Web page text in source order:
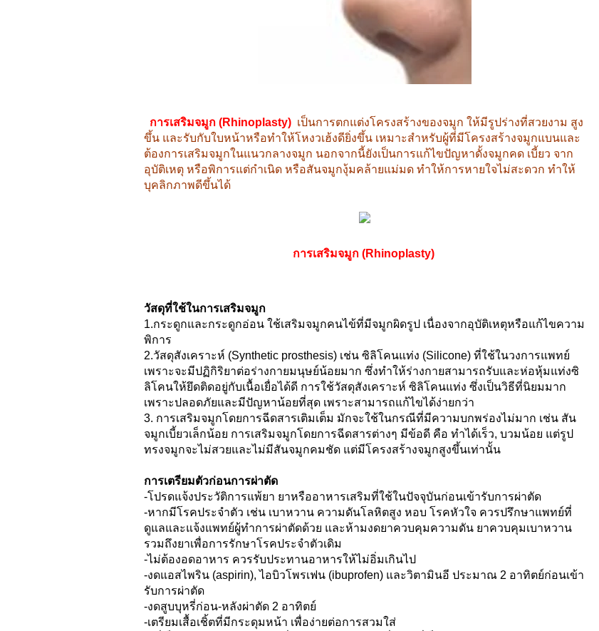
การเสริมจมูก (Rhinoplasty) เป็นการตกแต่งโครงสร้างของจมูก ให้มีรูปร่างที่สวยงาม สูง
ขึ้น และรับกับใบหน้าหรือทำให้โหงวเฮ้งดียิ่งขึ้น เหมาะสำหรับผู้ที่มีโครงสร้างจมูกแบนและ
ต้องการเสริมจมูกในแนวกลางจมูก นอกจากนี้ยังเป็นการแก้ไขปัญหาดั้งจมูกคด เบี้ยว จาก
อุบัติเหตุ หรือพิการแต่กำเนิด หรือสันจมูกงุ้มคล้ายแม่มด ทำให้การหายใจไม่สะดวก ทำให้
บุคลิกภาพดีขึ้นได้
การเสริมจมูก (Rhinoplasty)
วัสดุที่ใช้ในการเสริมจมูก
1.กระดูกและกระดูกอ่อน ใช้เสริมจมูกคนไข้ที่มีจมูกผิดรูป เนื่องจากอุบัติเหตุหรือแก้ไขความ
พิการ
2.วัสดุสังเคราะห์ (Synthetic prosthesis) เช่น ซิลิโคนแท่ง (Silicone) ที่ใช้ในวงการแพทย์
เพราะจะมีปฏิกิริยาต่อร่างกายมนุษย์น้อยมาก ซึ่งทำให้ร่างกายสามารถรับและห่อหุ้มแท่งซิ
ลิโคนให้ยึดติดอยู่กับเนื้อเยื่อได้ดี การใช้วัสดุสังเคราะห์ ซิลิโคนแท่ง ซึ่งเป็นวิธีที่นิยมมาก
เพราะปลอดภัยและมีปัญหาน้อยที่สุด เพราะสามารถแก้ไขได้ง่ายกว่า
3. การเสริมจมูกโดยการฉีดสารเติมเต็ม มักจะใช้ในกรณีที่มีความบกพร่องไม่มาก เช่น สัน
จมูกเบี้ยวเล็กน้อย การเสริมจมูกโดยการฉีดสารต่างๆ มีข้อดี คือ ทำได้เร็ว, บวมน้อย แต่รูป
ทรงจมูกจะไม่สวยและไม่มีสันจมูกคมชัด แต่มีโครงสร้างจมูกสูงขึ้นเท่านั้น
การเตรียมตัวก่อนการผ่าตัด
-โปรดแจ้งประวัติการแพ้ยา ยาหรืออาหารเสริมที่ใช้ในปัจจุบันก่อนเข้ารับการผ่าตัด
-หากมีโรคประจำตัว เช่น เบาหวาน ความดันโลหิตสูง หอบ โรคหัวใจ ควรปรึกษาแพทย์ที่
ดูแลและแจ้งแพทย์ผู้ทำการผ่าตัดด้วย และห้ามงดยาควบคุมความดัน ยาควบคุมเบาหวาน
รวมถึงยาเพื่อการรักษาโรคประจำตัวเดิม
-ไม่ต้องอดอาหาร ควรรับประทานอาหารให้ไม่อิ่มเกินไป
-งดแอสไพริน (aspirin), ไอบิวโพรเฟน (ibuprofen) และวิตามินอี ประมาณ 2 อาทิตย์ก่อนเข้า
รับการผ่าตัด
-งดสูบบุหรี่ก่อน-หลังผ่าตัด 2 อาทิตย์
-เตรียมเสื้อเชิ้ตที่มีกระดุมหน้า เพื่อง่ายต่อการสวมใส่